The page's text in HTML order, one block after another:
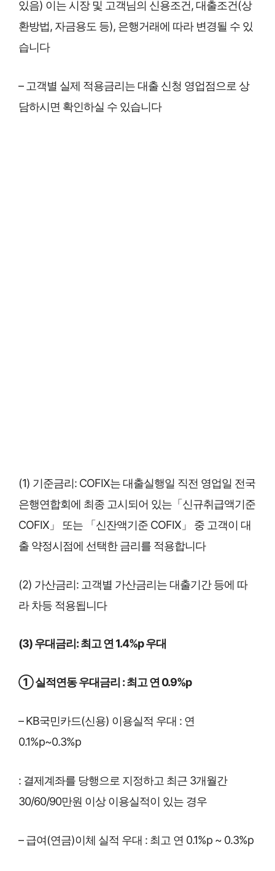
있음) 이는 시장 및 고객님의 신용조건, 대출조건(상
환방법, 자금용도 등), 은행거래에 따라 변경될 수 있
습니다
– 고객별 실제 적용금리는 대출 신청 영업점으로 상
담하시면 확인하실 수 있습니다
(1) 기준금리: COFIX는 대출실행일 직전 영업일 전국
은행연합회에 최종 고시되어 있는「신규취급액기준
COFIX」 또는 「신잔액기준 COFIX」 중 고객이 대
출 약정시점에 선택한 금리를 적용합니다
(2) 가산금리: 고객별 가산금리는 대출기간 등에 따
라 차등 적용됩니다
(3) 우대금리: 최고 연 1.4%p 우대
① 실적연동 우대금리 : 최고 연 0.9%p
– KB국민카드(신용) 이용실적 우대 : 연
0.1%p~0.3%p
: 결제계좌를 당행으로 지정하고 최근 3개월간
30/60/90만원 이상 이용실적이 있는 경우
– 급여(연금)이체 실적 우대 : 최고 연 0.1%p ~ 0.3%p